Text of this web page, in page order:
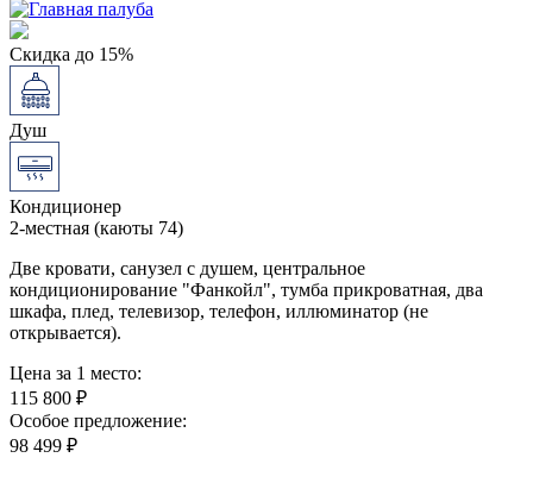
Скидка до 15%
Душ
Кондиционер
2-местная (каюты 74)
Две кровати, санузел с душем, центральное
кондиционирование "Фанкойл", тумба прикроватная, два
шкафа, плед, телевизор, телефон, иллюминатор (не
открывается).
Цена за 1 место:
115 800 ₽
Особое предложение:
98 499 ₽